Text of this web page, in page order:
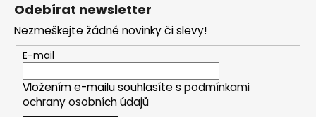
Odebírat newsletter
Nezmeškejte žádné novinky či slevy!
E-mail
Vložením e-mailu souhlasíte s podmínkami
ochrany osobních údajů